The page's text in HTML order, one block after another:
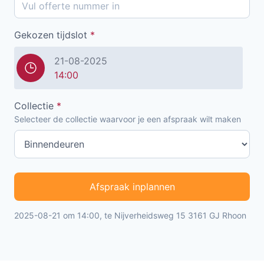
Gekozen tijdslot *
21-08-2025
14:00
Collectie *
Selecteer de collectie waarvoor je een afspraak wilt maken
Afspraak inplannen
2025-08-21 om 14:00, te Nijverheidsweg 15 3161 GJ Rhoon